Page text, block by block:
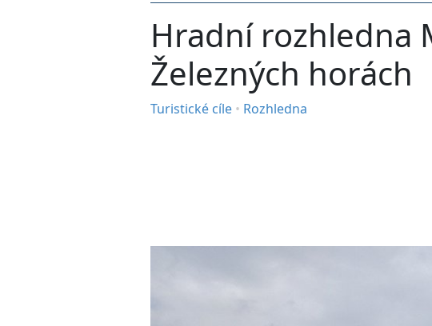
Hradní rozhledna
Železných horách
Turistické cíle • Rozhledna